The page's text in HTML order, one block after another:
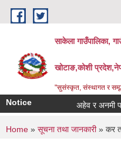
Skip to main content
साकेला गाउँपालिका,
खोटाङ,कोशी
"सुसंस्कृत, संस्थागत र
Notice अहेव र अनमी
You are here
Home » सूचना तथा जानकारी» कर